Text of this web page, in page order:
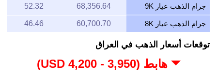
جرام الذهب عيار 9K 68,356.64
52.32
جرام الذهب عيار 8K 60,700.70
46.46
توقعات أسعار الذهب في العراق
هابط (3,950 - 4,200 USD)